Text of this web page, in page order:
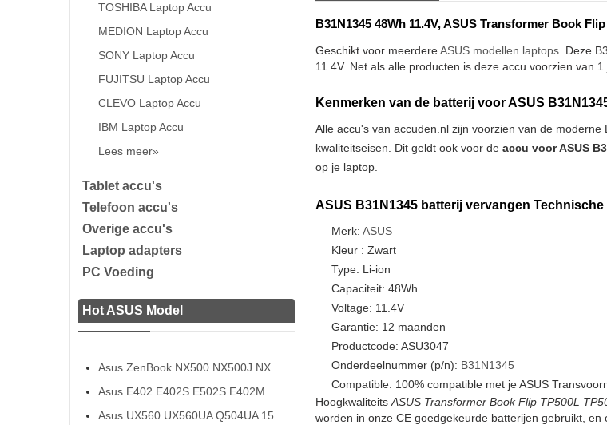
TOSHIBA Laptop Accu
MEDION Laptop Accu
SONY Laptop Accu
FUJITSU Laptop Accu
CLEVO Laptop Accu
IBM Laptop Accu
Lees meer»
Tablet accu's
Telefoon accu's
Overige accu's
Laptop adapters
PC Voeding
Hot ASUS Model
Asus ZenBook NX500 NX500J NX...
Asus E402 E402S E502S E402M ...
Asus UX560 UX560UA Q504UA 15...
B31N1345 48Wh 11.4V, ASUS Transformer Book
Geschikt voor meerdereASUS modellen laptops. Deze
11.4V. Net als alle producten is deze accu voorzien van
Kenmerken van de batterij voor ASUS
Alle accu's van accuden.nl zijn voorzien van de
kwaliteitseisen. Dit geldt ook voor de accu voor ASUS
op je laptop.
ASUS B31N1345 batterij vervangen
Merk: ASUS
Kleur : Zwart
Type: Li-ion
Capaciteit: 48Wh
Voltage: 11.4V
Garantie: 12 maanden
Productcode: ASU3047
Onderdeelnummer (p/n): B31N1345
Compatible: 100% compatible met je ASUS
Hoogkwaliteits ASUS Transformer Book Flip TP500L
worden in onze CE goedgekeurde batterijen gebruikt,